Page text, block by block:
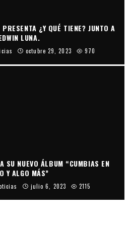
¿Y QUÉ TIENE? JUNTO A
LUNA.
octubre 29, 2023 970
SU NUEVO ÁLBUM “CUMBIAS EN
Y ALGO MÁS”
julio 6, 2023 2115